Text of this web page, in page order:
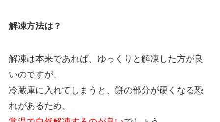
解凍方法は？
解凍は本来であれば、ゆっくりと解凍した方が良
いのですが、
冷蔵庫に入れてしまうと、餅の部分が硬くなる恐
れがあるため、